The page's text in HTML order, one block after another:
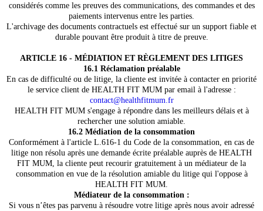
considérés comme les preuves des communications, des commandes et des
paiements intervenus entre les parties.
L'archivage des documents contractuels est effectué sur un support fiable et
durable pouvant être produit à titre de preuve.
ARTICLE 16 - MÉDIATION ET RÈGLEMENT DES LITIGES
16.1 Réclamation préalable
En cas de difficulté ou de litige, la cliente est invitée à contacter en priorité
le service client de HEALTH FIT MUM par email à l'adresse :
contact@healthfitmum.fr
HEALTH FIT MUM s'engage à répondre dans les meilleurs délais et à
rechercher une solution amiable.
16.2 Médiation de la consommation
Conformément à l'article L.616-1 du Code de la consommation, en cas de
litige non résolu après une demande écrite préalable auprès de HEALTH
FIT MUM, la cliente peut recourir gratuitement à un médiateur de la
consommation en vue de la résolution amiable du litige qui l'oppose à
HEALTH FIT MUM.
Médiateur de la consommation :
Si vous n’êtes pas parvenu à résoudre votre litige après nous avoir adressé